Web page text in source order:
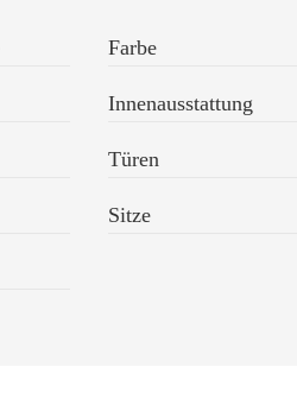
Farbe
Innenausstattung
Türen
Sitze